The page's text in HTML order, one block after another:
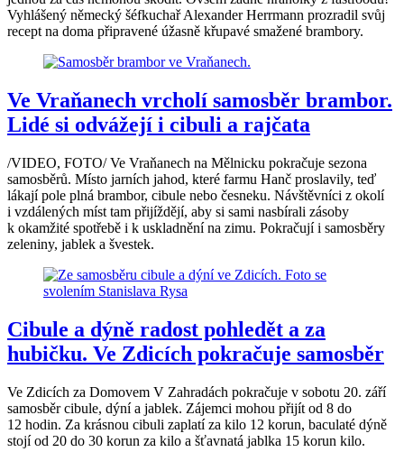
Vyhlášený německý šéfkuchař Alexander Herrmann prozradil svůj
recept na doma připravené úžasně křupavé smažené brambory.
Ve Vraňanech vrcholí samosběr brambor.
Lidé si odvážejí i cibuli a rajčata
/VIDEO, FOTO/ Ve Vraňanech na Mělnicku pokračuje sezona
samosběrů. Místo jarních jahod, které farmu Hanč proslavily, teď
lákají pole plná brambor, cibule nebo česneku. Návštěvníci z okolí
i vzdálených míst tam přijíždějí, aby si sami nasbírali zásoby
k okamžité spotřebě i k uskladnění na zimu. Pokračují i samosběry
zeleniny, jablek a švestek.
Cibule a dýně radost pohledět a za
hubičku. Ve Zdicích pokračuje samosběr
Ve Zdicích za Domovem V Zahradách pokračuje v sobotu 20. září
samosběr cibule, dýní a jablek. Zájemci mohou přijít od 8 do
12 hodin. Za krásnou cibuli zaplatí za kilo 12 korun, baculaté dýně
stojí od 20 do 30 korun za kilo a šťavnatá jablka 15 korun kilo.